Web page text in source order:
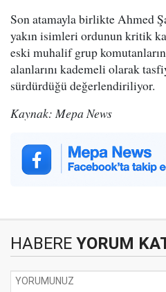
Son atamayla birlikte Ahmed
yakın isimleri ordunun kritik
eski muhalif grup
alanlarını kademeli olarak
sürdürdüğü değerlendiriliyor.
Kaynak: Mepa News
HABERE YORUM